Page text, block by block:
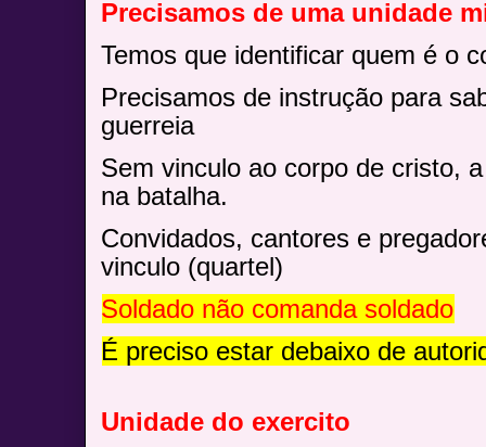
Precisamos de uma unidade
Temos que identificar quem é o
Precisamos de instrução para
guerreia
Sem vinculo ao corpo de cristo,
na batalha.
Convidados, cantores e
vinculo (quartel)
Soldado não comanda soldado
É preciso estar debaixo de
Unidade do exercito